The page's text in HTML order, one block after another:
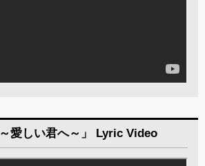
愛しい君へ～」 Lyric Video